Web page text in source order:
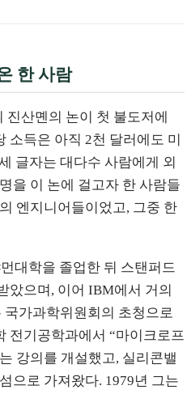
한 사람
진산몐의 논이 첫 불도저에
소득은 아직 2천 달러에도 미
글자는 대다수 사람에게 외
을 이 논에 걸고자 한 사람들
엔지니어들이었고, 그중 한
대학을 졸업한 뒤 스탠퍼드
았으며, 이어 IBM에서 거의
국가과학위원회의 초청으로
전기공학과에서 “마이크로프
강의를 개설했고, 실리콘밸
으로 가져왔다. 1979년 그는